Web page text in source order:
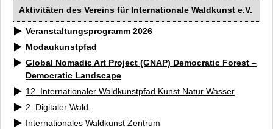
Kunst/Wald/Fossil
Modaukunstpfad
Presse
Aktivitäten des Vereins für Internationale Waldkunst e.V.
Veranstaltungsprogramm 2026
Modaukunstpfad
Global Nomadic Art Project (GNAP) Democratic Forest –
Democratic Landscape
12. Internationaler Waldkunstpfad Kunst Natur Wasser
2. Digitaler Wald
Internationales Waldkunst Zentrum